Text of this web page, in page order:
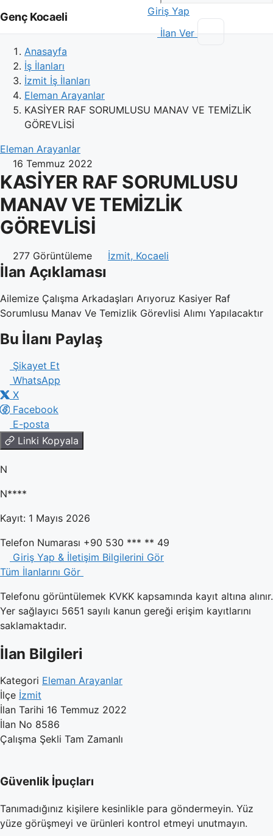
Genç Kocaeli
Giriş Yap
İlan Ver
Anasayfa
İş İlanları
İzmit İş İlanları
Eleman Arayanlar
KASİYER RAF SORUMLUSU MANAV VE TEMİZLİK
GÖREVLİSİ
Eleman Arayanlar
16 Temmuz 2022
KASİYER RAF SORUMLUSU
MANAV VE TEMİZLİK
GÖREVLİSİ
277 Görüntüleme İzmit, Kocaeli
İlan Açıklaması
Ailemize Çalışma Arkadaşları Arıyoruz Kasiyer Raf
Sorumlusu Manav Ve Temizlik Görevlisi Alımı Yapılacaktır
Bu İlanı Paylaş
Şikayet Et
WhatsApp
X
Facebook
E-posta
Linki Kopyala
N
N****
Kayıt: 1 Mayıs 2026
Telefon Numarası +90 530 *** ** 49
Giriş Yap & İletişim Bilgilerini Gör
Tüm İlanlarını Gör
Telefonu görüntülemek KVKK kapsamında kayıt altına alınır.
Yer sağlayıcı 5651 sayılı kanun gereği erişim kayıtlarını
saklamaktadır.
İlan Bilgileri
Kategori Eleman Arayanlar
İlçe İzmit
İlan Tarihi 16 Temmuz 2022
İlan No 8586
Çalışma Şekli Tam Zamanlı
Güvenlik İpuçları
Tanımadığınız kişilere kesinlikle para göndermeyin. Yüz
yüze görüşmeyi ve ürünleri kontrol etmeyi unutmayın.